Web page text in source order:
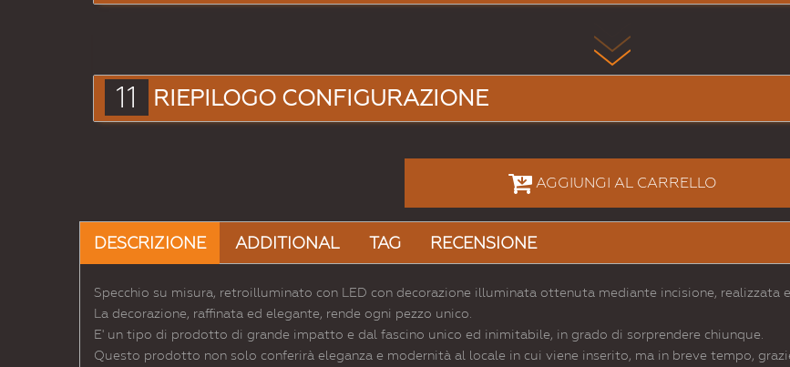
11 RIEPILOGO CONFIGURAZIONE
AGGIUNGI AL CARRELLO
DESCRIZIONE ADDITIONAL TAG RECENSIONE
Specchio su misura, retroilluminato con LED con decorazione illuminata ottenuta mediante incisione, realizzata
La decorazione, raffinata ed elegante, rende ogni pezzo unico.
E' un tipo di prodotto di grande impatto e dal fascino unico ed inimitabile, in grado di sorprendere chiunque.
Questo prodotto non solo conferirà eleganza e modernità al locale in cui viene inserito, ma in breve tempo,